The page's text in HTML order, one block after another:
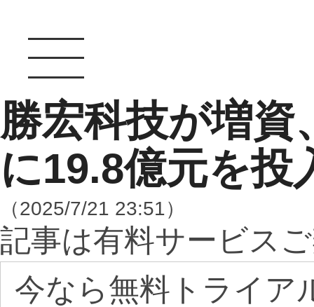
勝宏科技が増資
に19.8億元を投
（2025/7/21 23:51）
記事は有料サービス
今なら無料トライア